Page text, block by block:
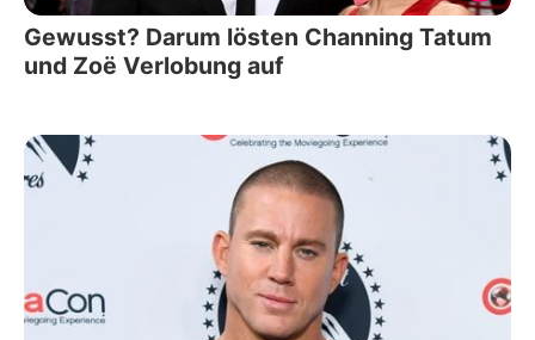
Gewusst? Darum lösten Channing Tatum
und Zoë Verlobung auf